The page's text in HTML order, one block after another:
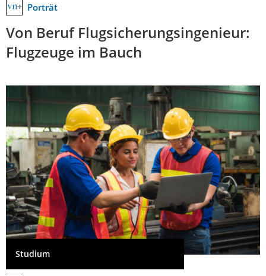
Porträt
Von Beruf Flugsicherungsingenieur:
Flugzeuge im Bauch
Studium